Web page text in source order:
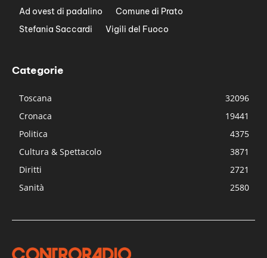
Ad ovest di padalino
Comune di Prato
Stefania Saccardi
Vigili del Fuoco
Categorie
Toscana
32096
Cronaca
19441
Politica
4375
Cultura & Spettacolo
3871
Diritti
2721
Sanità
2580